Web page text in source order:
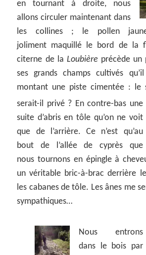
en tournant à droite, nous
allons circuler maintenant dans
les collines ; le pollen
joliment maquillé le bord de la
citerne de la Loubière précède
ses grands champs cultivés
montant une piste cimentée : le
serait-il privé ? En contre-bas une
suite d’abris en tôle qu’on ne voit
que de l’arrière. Ce n’est qu’au
bout de l’allée de cyprès que
nous tournons en épingle à
un véritable bric-à-brac derrière
les cabanes de tôle. Les ânes me
sympathiques…
Nous entrons
dans le bois par